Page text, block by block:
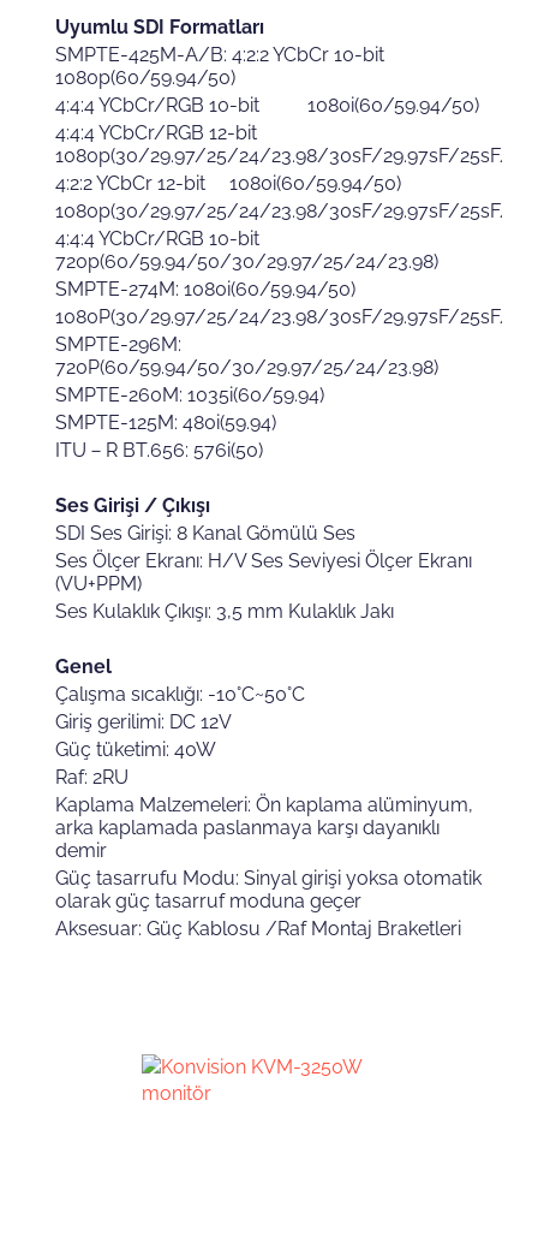
Uyumlu SDI Formatları
SMPTE-425M-A/B: 4:2:2 YCbCr 10-bit
1080p(60/59.94/50)
4:4:4 YCbCr/RGB 10-bit 1080i(60/59.94/50)
4:4:4 YCbCr/RGB 12-bit
1080p(30/29.97/25/24/23.98/30sF/29.97sF/25sF/
4:2:2 YCbCr 12-bit 1080i(60/59.94/50)
1080p(30/29.97/25/24/23.98/30sF/29.97sF/25sF/
4:4:4 YCbCr/RGB 10-bit
720p(60/59.94/50/30/29.97/25/24/23.98)
SMPTE-274M: 1080i(60/59.94/50)
1080P(30/29.97/25/24/23.98/30sF/29.97sF/25sF/
SMPTE-296M:
720P(60/59.94/50/30/29.97/25/24/23.98)
SMPTE-260M: 1035i(60/59.94)
SMPTE-125M: 480i(59.94)
ITU－R BT.656: 576i(50)
Ses Girişi / Çıkışı
SDI Ses Girişi: 8 Kanal Gömülü Ses
Ses Ölçer Ekranı: H/V Ses Seviyesi Ölçer Ekranı
(VU+PPM)
Ses Kulaklık Çıkışı: 3,5 mm Kulaklık Jakı
Genel
Çalışma sıcaklığı: -10°C~50°C
Giriş gerilimi: DC 12V
Güç tüketimi: 40W
Raf: 2RU
Kaplama Malzemeleri: Ön kaplama alüminyum,
arka kaplamada paslanmaya karşı dayanıklı
demir
Güç tasarrufu Modu: Sinyal girişi yoksa otomatik
olarak güç tasarruf moduna geçer
Aksesuar: Güç Kablosu /Raf Montaj Braketleri
Hakkımızda